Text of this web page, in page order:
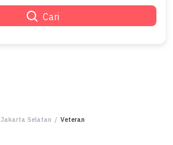
Cari
Jakarta Selatan / Veteran